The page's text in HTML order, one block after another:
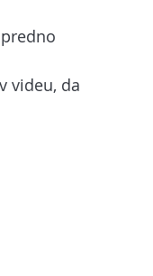
videu, da